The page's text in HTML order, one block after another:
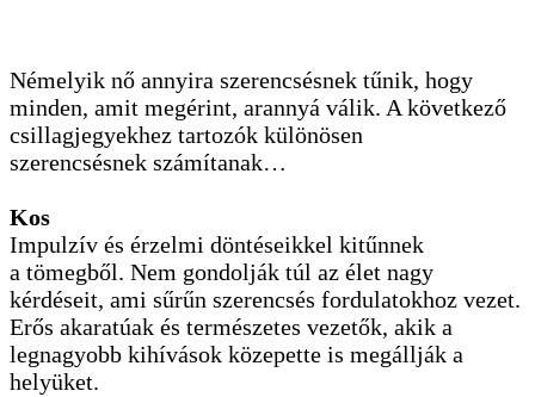
Némelyik nő annyira szerencsésnek tűnik, hogy
minden, amit megérint, arannyá válik. A következő
csillagjegyekhez tartozók különösen
szerencsésnek számítanak…
Kos
Impulzív és érzelmi döntéseikkel kitűnnek
a tömegből. Nem gondolják túl az élet nagy
kérdéseit, ami sűrűn szerencsés fordulatokhoz vezet.
Erős akaratúak és természetes vezetők, akik a
legnagyobb kihívások közepette is megállják a
helyüket.